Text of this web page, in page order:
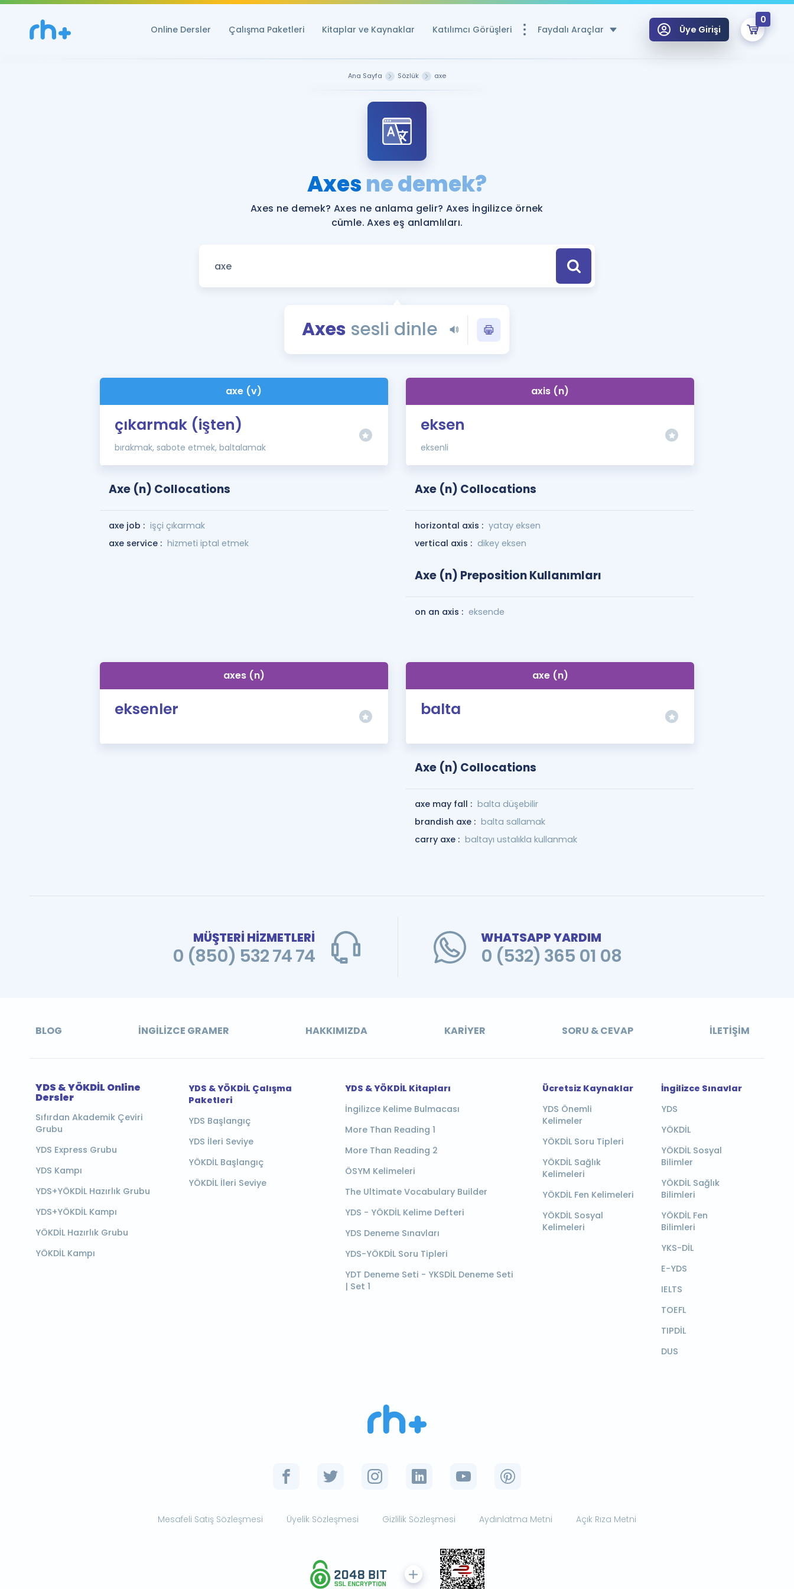
Online Dersler Çalışma Paketleri Kitaplar ve Kaynaklar Katılımcı Görüşleri Faydalı Araçlar
YDS ve YÖKDİL Puan Hesaplama Aracı
Rehberlik Aracı
YDS ve YÖKDİL'e Hazırlananlar için Öneriler
Tüm ÖSYM Sınavları Tek Takvimde
Blog
YDS - YÖKDİL Tüm Sınavlarla İlgili Haberler
İngilizce Gramer
Üye Girişi
0
Ana Sayfa Sözlük axe
Axesne demek?
Axes ne demek? Axes ne anlama gelir? Axes İngilizce örnek
cümle. Axes eş anlamlıları.
Axes sesli dinle
axe (v)
çıkarmak (işten)
bırakmak, sabote etmek, baltalamak
Axe (n) Collocations
axe job : işçi çıkarmak
axe service : hizmeti iptal etmek
axis (n)
eksen
eksenli
Axe (n) Collocations
horizontal axis : yatay eksen
vertical axis : dikey eksen
Axe (n) Preposition Kullanımları
on an axis : eksende
axes (n)
eksenler
axe (n)
balta
Axe (n) Collocations
axe may fall : balta düşebilir
brandish axe : balta sallamak
carry axe : baltayı ustalıkla kullanmak
MÜŞTERİ HİZMETLERİ
0 (850) 532 74 74
WHATSAPP YARDIM
0 (532) 365 01 08
BLOG İNGILIZCE GRAMER HAKKIMIZDA KARIYER SORU & CEVAP İLETIŞIM
YDS & YÖKDİL Online
Dersler
Sıfırdan Akademik Çeviri
Grubu
YDS Express Grubu
YDS Kampı
YDS+YÖKDİL Hazırlık Grubu
YDS+YÖKDİL Kampı
YÖKDİL Hazırlık Grubu
YÖKDİL Kampı
YDS & YÖKDİL Çalışma
Paketleri
YDS Başlangıç
YDS İleri Seviye
YÖKDİL Başlangıç
YÖKDİL İleri Seviye
YDS & YÖKDİL Kitapları
İngilizce Kelime Bulmacası
More Than Reading 1
More Than Reading 2
ÖSYM Kelimeleri
The Ultimate Vocabulary Builder
YDS - YÖKDİL Kelime Defteri
YDS Deneme Sınavları
YDS-YÖKDİL Soru Tipleri
YDT Deneme Seti - YKSDİL Deneme Seti
| Set 1
Ücretsiz Kaynaklar
YDS Önemli
Kelimeler
YÖKDİL Soru Tipleri
YÖKDİL Sağlık
Kelimeleri
YÖKDİL Fen Kelimeleri
YÖKDİL Sosyal
Kelimeleri
İngilizce Sınavlar
YDS
YÖKDİL
YÖKDİL Sosyal
Bilimler
YÖKDİL Sağlık
Bilimleri
YÖKDİL Fen
Bilimleri
YKS-DİL
E-YDS
IELTS
TOEFL
TIPDİL
DUS
Mesafeli Satış Sözleşmesi Üyelik Sözleşmesi Gizlilik Sözleşmesi Aydınlatma Metni Açık Rıza Metni